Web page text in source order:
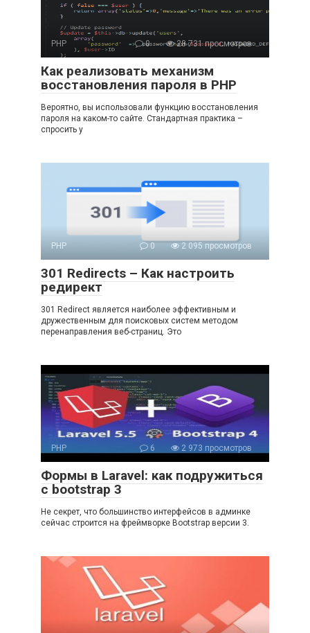
PHP 0 28 731 просмотров
Как реализовать механизм
восстановления пароля в PHP
Вероятно, вы использовали функцию восстановления
пароля на каком-то сайте. Стандартная практика –
спросить у
PHP 0 2 095 просмотров
301 Redirects – Как настроить
редирект
301 Redirect является наиболее эффективным и
дружественным для поисковых систем методом
перенаправления веб-страниц. Это
PHP 6 2 973 просмотров
Формы в Laravel: как подружиться
с bootstrap 3
Не секрет, что большинство интерфейсов в админке
сейчас строится на фреймворке Bootstrap версии 3.